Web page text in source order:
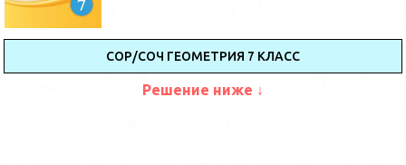
СОР/СОЧ ГЕОМЕТРИЯ 7 КЛАСС
Решение ниже ↓